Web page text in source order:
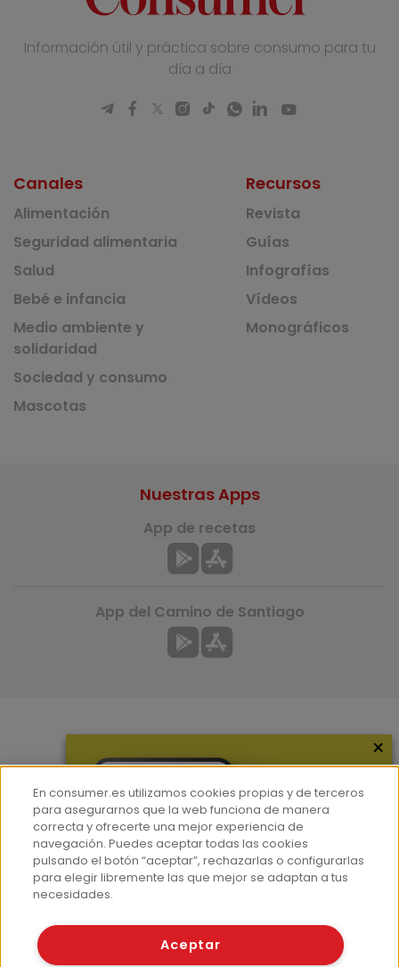
Información útil y práctica sobre consumo para tu
día a día
Canales
Alimentación
Seguridad alimentaria
Salud
Bebé e infancia
Medio ambiente y
solidaridad
Sociedad y consumo
Mascotas
Recursos
Revista
Guías
Infografías
Vídeos
Monográficos
Hemeroteca
Contacto
Prensa
Corpus Lingüístico Consumer
Nuestras Apps
App de recetas
App del Camino de Santiago
© Fundación EROSKI
×
En consumer.es utilizamos cookies propias y de terceros
para asegurarnos que la web funciona de manera
correcta y ofrecerte una mejor experiencia de
navegación. Puedes aceptar todas las cookies
pulsando el botón “aceptar”, rechazarlas o configurarlas
para elegir libremente las que mejor se adaptan a tus
necesidades.
Aceptar